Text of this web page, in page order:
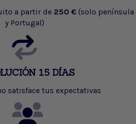
a partir de 250 € (solo península
y Portugal)
15 DÍAS
satisface tus expectativas